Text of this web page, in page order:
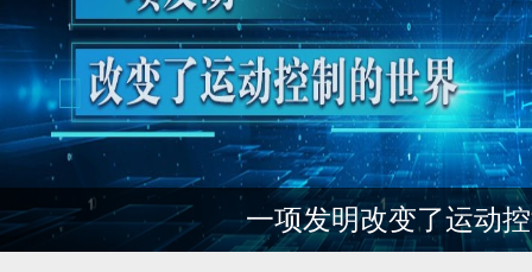
一项发明改变了运动